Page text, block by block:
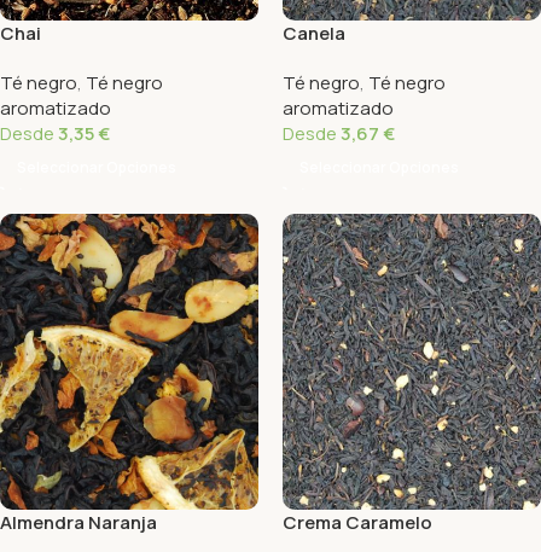
Chai
Té negro, Té negro
aromatizado
Desde3,35€
Canela
Té negro, Té negro
aromatizado
Desde3,67€
Almendra Naranja
Crema Caramelo